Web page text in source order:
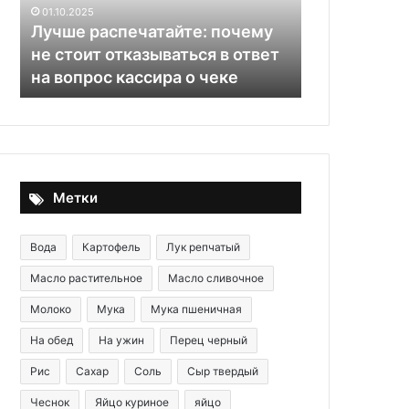
ответ
на
вопрос
кассира
01.10.2025
Лучше распечатайте: почему
не стоит отказываться в ответ
на вопрос кассира о чеке
Метки
Вода Картофель Лук репчатый
Масло растительное Масло сливочное
Молоко Мука Мука пшеничная
На обед На ужин Перец черный
Рис Сахар Соль Сыр твердый
Чеснок Яйцо куриное яйцо